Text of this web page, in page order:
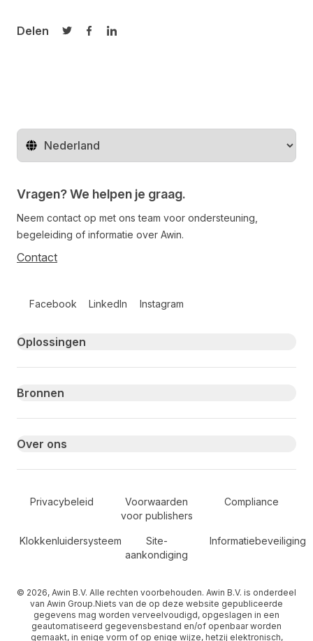
Delen
Delen op Twitter
Delen op Facebook
Delen op LinkedIn
Regio wijzigen
Vragen? We helpen je graag.
Neem contact op met ons team voor ondersteuning,
begeleiding of informatie over Awin.
Contact
Facebook LinkedIn Instagram
Primary footer navigation
Oplossingen
Bronnen
Over ons
Secondary Footer Navigation
Privacybeleid
Voorwaarden
voor publishers
Compliance
Klokkenluidersysteem
Site-
aankondiging
Informatiebeveiliging
© 2026, Awin B.V. Alle rechten voorbehouden. Awin B.V. is onderdeel
van Awin Group.Niets van de op deze website gepubliceerde
gegevens mag worden verveelvoudigd, opgeslagen in een
geautomatiseerd gegevensbestand en/of openbaar worden
gemaakt, in enige vorm of op enige wijze, hetzij elektronisch,